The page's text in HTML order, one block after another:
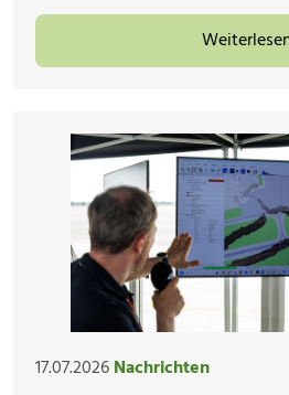
17.07.2026Nachrichten